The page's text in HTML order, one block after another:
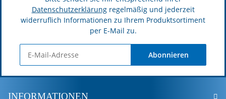
Datenschutzerklärungregelmäßig und jederzeit
widerruflich Informationen zu Ihrem Produktsortiment
per E-Mail zu.
Abonnieren
INFORMATIONEN